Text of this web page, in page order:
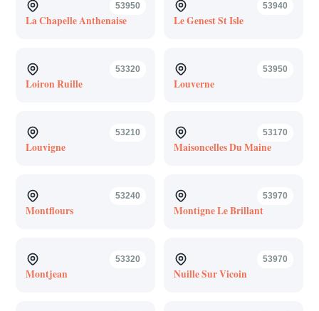
53950
La Chapelle Anthenaise
53940
Le Genest St Isle
53320
Loiron Ruille
53950
Louverne
53210
Louvigne
53170
Maisoncelles Du Maine
53240
Montflours
53970
Montigne Le Brillant
53320
Montjean
53970
Nuille Sur Vicoin